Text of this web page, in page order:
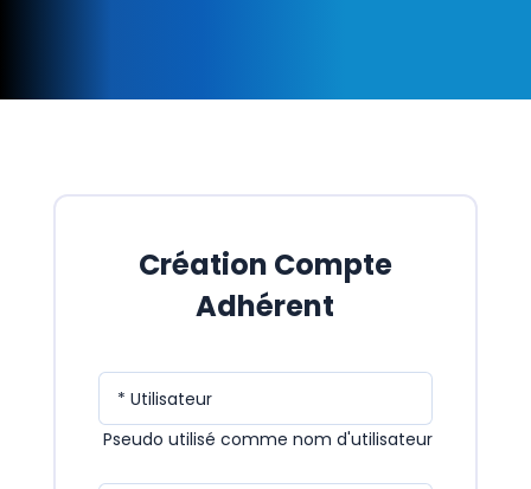
Création Compte
Adhérent
* Utilisateur
Pseudo utilisé comme nom d'utilisateur